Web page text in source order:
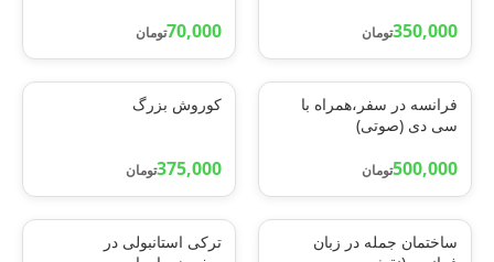
350,000تومان 70,000تومان
فرانسه در سفر،همراه با
سی دی (صوتی)
500,000تومان
کوروش بزرگ
375,000تومان
ساختمان جمله در زبان
ترکی استانبولی در